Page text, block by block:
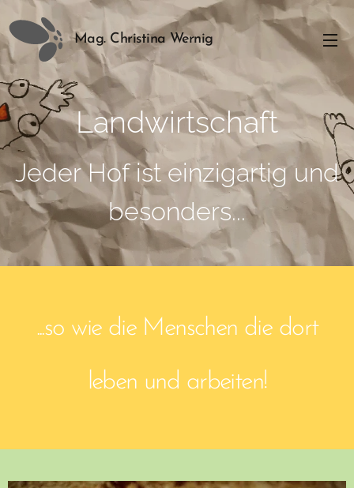
Mag. Christina Wernig
Landwirtschaft
Jeder Hof ist einzigartig und
besonders...
...so wie die Menschen die dort
leben und arbeiten!